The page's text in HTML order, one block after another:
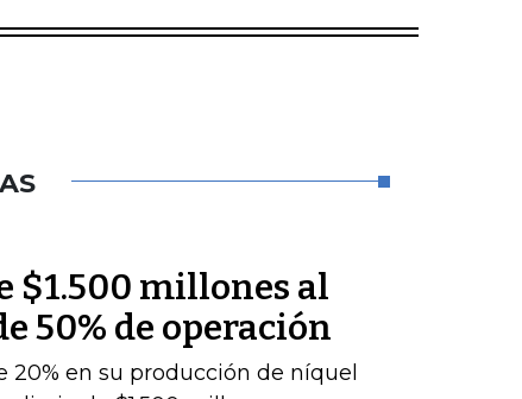
$1.500 millones al
50% de operación
en su producción de níquel